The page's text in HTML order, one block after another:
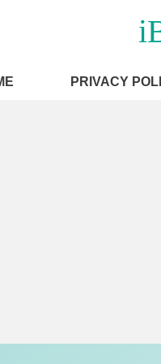
PRIVACY